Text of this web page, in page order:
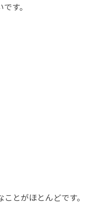
す。
とがほとんどです。